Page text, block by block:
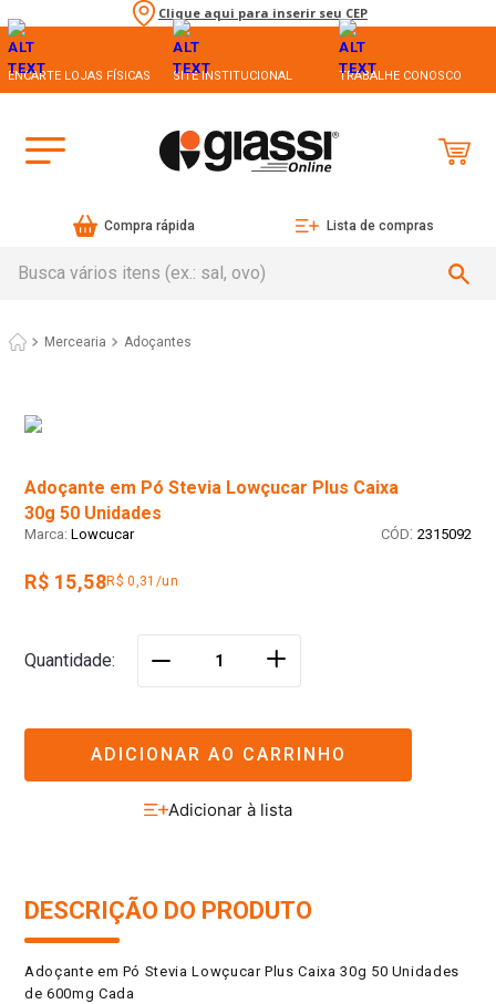
Clique aqui para inserir seu CEP
ENCARTE LOJAS FÍSICAS SITE INSTITUCIONAL TRABALHE CONOSCO
Compra rápida Lista de compras
Mercearia Adoçantes
Adoçante em Pó Stevia Lowçucar Plus Caixa
30g 50 Unidades
Lowcucar : 2315092
R$ 15,58R$ 0,31/un
Quantidade ＋
ADICIONAR AO CARRINHO
DESCRIÇÃO DO PRODUTO
Adoçante em Pó Stevia Lowçucar Plus Caixa 30g 50 Unidades
de 600mg Cada